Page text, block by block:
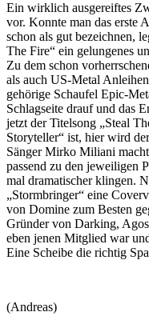
Ein wirklich ausgereiftes
vor. Konnte man das erste
schon als gut bezeichnen,
The Fire“ ein gelungenes
Zu dem schon
als auch US-Metal
gehörige Schaufel Epic-
Schlagseite drauf und das
jetzt der Titelsong „Steal
Storyteller“ ist, hier wird
Sänger Mirko Miliani
passend zu den jeweiligen
mal dramatischer klingen.
„Stormbringer“ eine
von Domine zum Besten
Gründer von Darking,
eben jenen Mitglied war
Eine Scheibe die richtig
(Andreas)